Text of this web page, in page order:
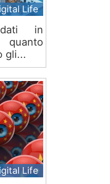
Life
in
gli...
Life